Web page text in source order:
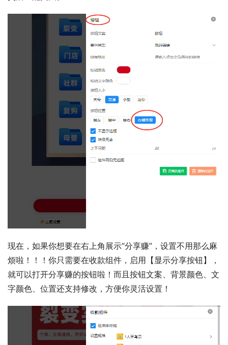
现在，如果你想要在右上角展示“分享赚”，设置不用那么麻
烦啦！！！你只需要在收款组件，启用【显示分享按钮】，
就可以打开分享赚的按钮啦！而且按钮文案、背景颜色、文
字颜色、位置还支持修改，方便你灵活设置！